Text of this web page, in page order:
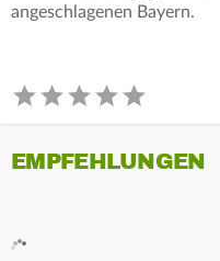
angeschlagenen Bayern.
EMPFEHLUNGEN